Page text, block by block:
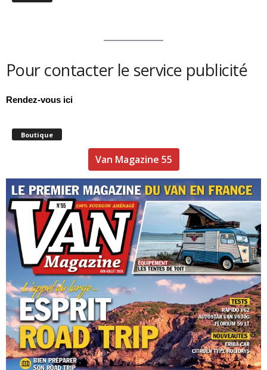
Pour contacter le service publicité
Rendez-vous ici
Boutique
Van Magazine 55